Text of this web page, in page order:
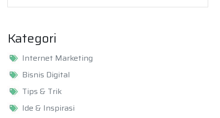
Kategori
Internet Marketing
Bisnis Digital
Tips & Trik
Ide & Inspirasi